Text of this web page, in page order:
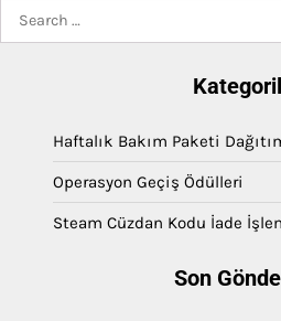
Haftalık Bakım Paketi
Operasyon Geçiş Ödülleri
Steam Cüzdan Kodu İade
Son